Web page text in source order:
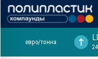
евро/тонна